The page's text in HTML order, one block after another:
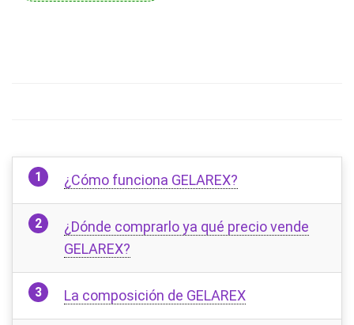
¿Cómo funciona GELAREX?
¿Dónde comprarlo ya qué precio vende
GELAREX?
La composición de GELAREX